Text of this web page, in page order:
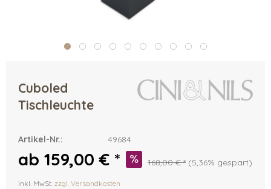
Cuboled
Tischleuchte
Artikel-Nr.: 49684
ab 159,00 € * 168,00 € * (5,36% gespart)
inkl. MwSt. zzgl. Versandkosten